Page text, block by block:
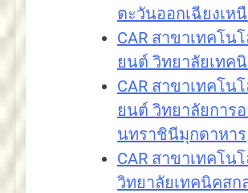
ตะวันออกเฉียงเห
CAR สาขาเทคโน
ยนต์ วิทยาลัยเทค
CAR สาขาเทคโน
ยนต์ วิทยาลัยการ
นทราชินีมุกดาหาร
CAR สาขาเทคโน
วิทยาลัยเทคนิคสก